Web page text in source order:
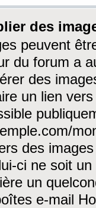
des
peuvent
du forum a
des
un lien
des
ci ne soit
un
e-mail